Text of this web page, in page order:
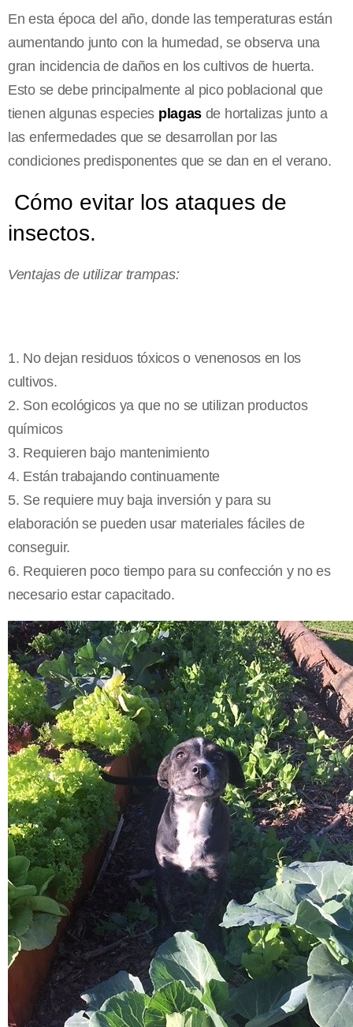
En esta época del año, donde las temperaturas están
aumentando junto con la humedad, se observa una
gran incidencia de daños en los cultivos de huerta.
Esto se debe principalmente al pico poblacional que
tienen algunas especies plagas de hortalizas junto a
las enfermedades que se desarrollan por las
condiciones predisponentes que se dan en el verano.
Cómo evitar los ataques de
insectos.
Ventajas de utilizar trampas:
1. No dejan residuos tóxicos o venenosos en los
cultivos.
2. Son ecológicos ya que no se utilizan productos
químicos
3. Requieren bajo mantenimiento
4. Están trabajando continuamente
5. Se requiere muy baja inversión y para su
elaboración se pueden usar materiales fáciles de
conseguir.
6. Requieren poco tiempo para su confección y no es
necesario estar capacitado.